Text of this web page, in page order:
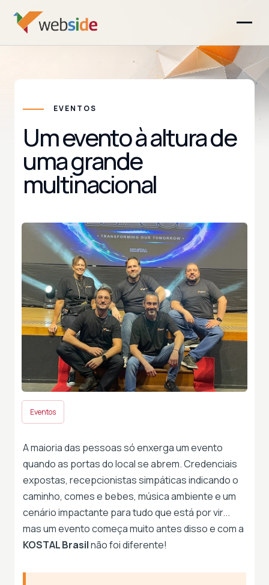
EVENTOS
Um evento à altura de
uma grande
multinacional
Eventos
A maioria das pessoas só enxerga um evento
quando as portas do local se abrem. Credenciais
expostas, recepcionistas simpáticas indicando o
caminho, comes e bebes, música ambiente e um
cenário impactante para tudo que está por vir...
mas um evento começa muito antes disso e com a
KOSTAL Brasilnão foi diferente!